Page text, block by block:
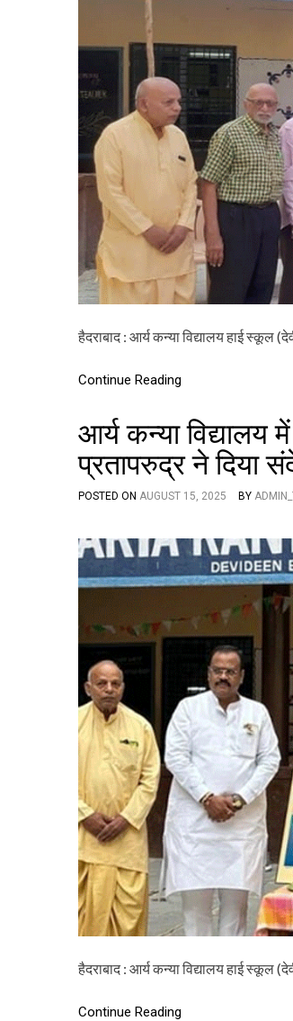
हैदराबाद : आर्य कन्या विद्यालय हाई स्कूल
Continue Reading
आर्य कन्या विद्यालय
प्रतापरुद्र ने दिया
POSTED ON AUGUST 15, 2025 BY
हैदराबाद : आर्य कन्या विद्यालय हाई स्कूल
Continue Reading